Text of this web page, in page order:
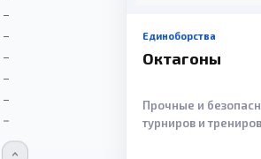
Единоборства
Октагоны
Прочные и
турниров и